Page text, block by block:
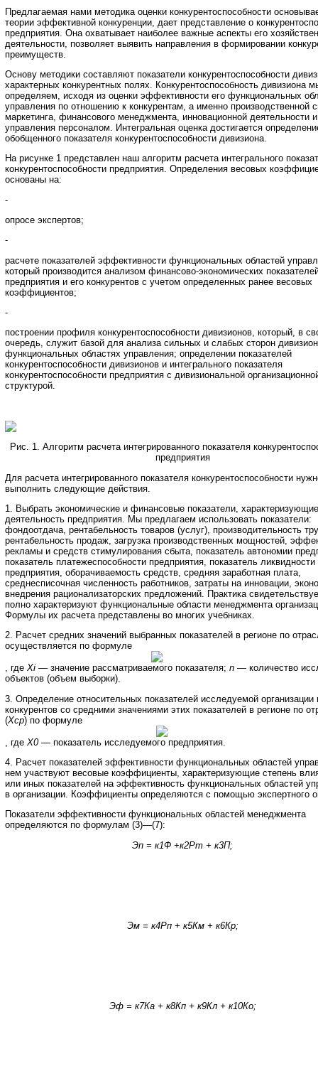
Предлагаемая нами методика оценки конкурентоспособности
теории эффективной конкуренции, дает представление о
предприятия. Она охватывает наиболее важные аспекты его
деятельности, позволяет выявить направления в формировании
преимуществ.
Основу методики составляют показатели конкурентоспособности
характерных конкурентных полях. Конкурентоспособность дивизиона
определяем, исходя из оценки эффективности его функциональных
управления по отношению к конкурентам, а именно производственной
маркетинга, финансового менеджмента, инновационной деятельности и
управления персоналом. Интегральная оценка достигается
обобщенного показателя конкурентоспособности дивизиона.
На рисунке 1 представлен наш алгоритм расчета интегрального
конкурентоспособности предприятия. Определения весовых
основаны на:
-
опросе экспертов;
-
расчете показателей эффективности функциональных областей
который производится анализом финансово-экономических
предприятия и его конкурентов с учетом определенных ранее весовых
коэффициентов;
-
построении профиля конкурентоспособности дивизионов, который, в
очередь, служит базой для анализа сильных и слабых сторон
функциональных областях управления; определении показателей
конкурентоспособности дивизионов и интегрального показателя
конкурентоспособности предприятия с дивизиональной
структурой.
Рис. 1. Алгоритм расчета интегрированного показателя
предприятия
Для расчета интегрированного показателя конкурентоспособности
выполнить следующие действия.
1. Выбрать экономические и финансовые показатели, характеризующие
деятельность предприятия. Мы предлагаем использовать показатели:
фондоотдача, рентабельность товаров (услуг), производительность
рентабельность продаж, загрузка производственных мощностей,
рекламы и средств стимулирования сбыта, показатель автономии
показатель платежеспособности предприятия, показатель ликвидности
предприятия, оборачиваемость средств, средняя заработная плата,
среднесписочная численность работников, затраты на инновации,
внедрения рационализаторских предложений. Практика
полно характеризуют функциональные области менеджмента
Формулы их расчета представлены во многих учебниках.
2. Расчет средних значений выбранных показателей в регионе по
осуществляется по формуле
, где Хi — значение рассматриваемого показателя; n — количество
объектов (объем выборки).
3. Определение относительных показателей исследуемой организации
конкурентов со средними значениями этих показателей в регионе по
(Хср) по формуле
, где Х0— показатель исследуемого предприятия.
4. Расчет показателей эффективности функциональных областей
нем участвуют весовые коэффициенты, характеризующие степень
или иных показателей на эффективность функциональных областей
в организации. Коэффициенты определяются с помощью экспертного
Показатели эффективности функциональных областей менеджмента
определяются по формулам (3)—(7):
Эп = к1Ф +к2Рт + к3П;
Эм = к4Рп + к5Км + к6Кр;
Эф = к7Ка + к8Кп + к9Кл + к10Ко;